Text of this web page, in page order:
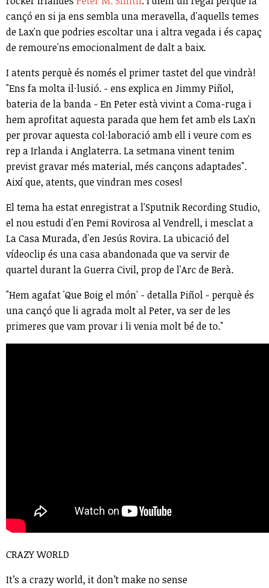
cançó en si ja ens sembla una meravella, d'aquells temes
de Lax'n que podries escoltar una i altra vegada i és capaç
de remoure'ns emocionalment de dalt a baix.
I atents perquè és només el primer tastet del que vindrà!
"Ens fa molta il·lusió. - ens explica en Jimmy Piñol,
bateria de la banda - En Peter està vivint a Coma-ruga i
hem aprofitat aquesta parada que hem fet amb els Lax'n
per provar aquesta col·laboració amb ell i veure com es
rep a Irlanda i Anglaterra. La setmana vinent tenim
previst gravar més material, més cançons adaptades".
Així que, atents, que vindran mes coses!
El tema ha estat enregistrat a l'Sputnik Recording Studio,
el nou estudi d'en Pemi Rovirosa al Vendrell, i mesclat a
La Casa Murada, d'en Jesús Rovira.La ubicació del
vídeoclip és una casa abandonada que va servir de
quartel durant la Guerra Civil, prop de l'Arc de Berà.
"Hem agafat 'Que Boig el món' - detalla Piñol - perquè és
una cançó que li agrada molt al Peter, va ser de les
primeres que vam provar i li venia molt bé de to."
CRAZY WORLD
It’s a crazy world, it don’t make no sense